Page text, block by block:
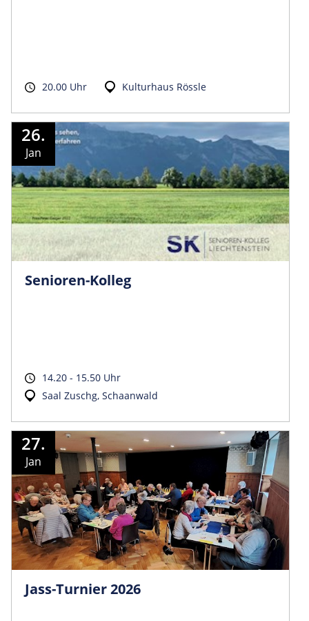
20.00 Uhr Kulturhaus Rössle
26.
Jan
Senioren-Kolleg
14.20 - 15.50 Uhr
Saal Zuschg, Schaanwald
27.
Jan
Jass-Turnier 2026